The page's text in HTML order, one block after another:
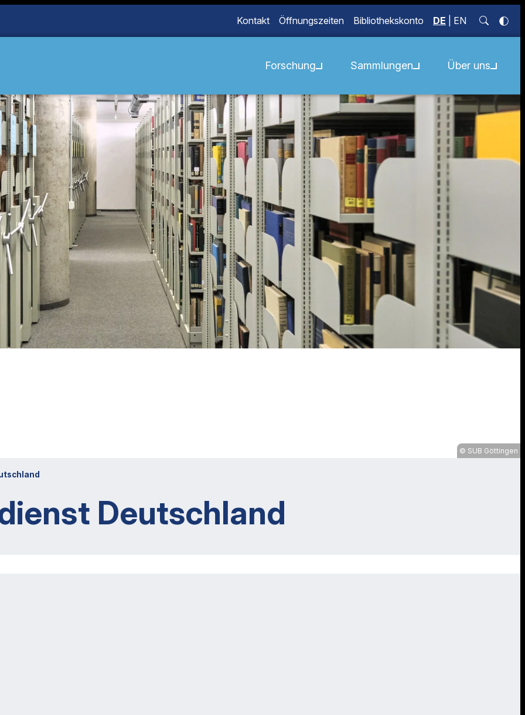
Kontakt Öffnungszeiten Bibliothekskonto DE EN
Forschung Sammlungen Über uns
SUB Göttingen
Deutschland